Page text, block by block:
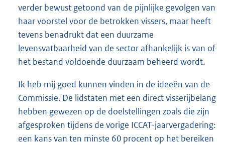
verder bewust getoond van de pijnlijke gevolgen van
haar voorstel voor de betrokken vissers, maar heeft
tevens benadrukt dat een duurzame
levensvatbaarheid van de sector afhankelijk is van of
het bestand voldoende duurzaam beheerd wordt.
Ik heb mij goed kunnen vinden in de ideeën van de
Commissie. De lidstaten met een direct visserijbelang
hebben gewezen op de doelstellingen zoals die zijn
afgesproken tijdens de vorige ICCAT-jaarvergadering:
een kans van ten minste 60 procent op het bereiken